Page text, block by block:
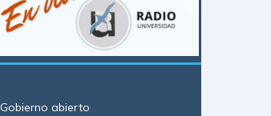
Gobierno abierto